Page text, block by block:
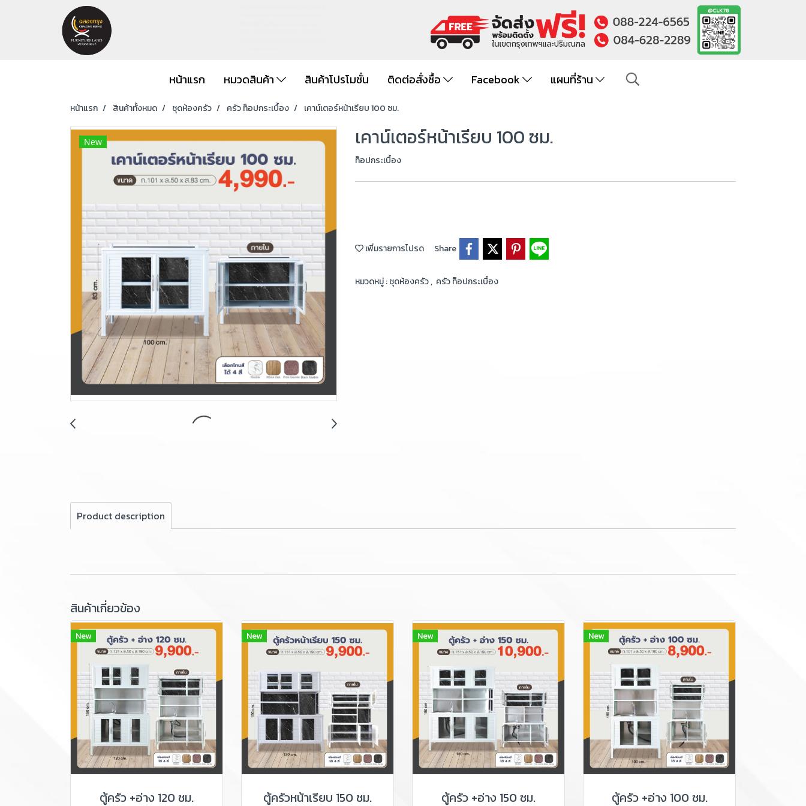
หน้าแรก หมวดสินค้า สินค้าโปรโมชั่น ติดต่อสั่งซื้อ Facebook แผนที่ร้าน
หน้าแรก สินค้าทั้งหมด ชุดห้องครัว ครัว ท็อปกระเบื้อง เคาน์เตอร์หน้าเรียบ 100 ซม.
New เคาน์เตอร์หน้าเรียบ 100 ซม.
ท็อปกระเบื้อง
เพิ่มรายการโปรด Share
หมวดหมู่ :ชุดห้องครัว, ครัว ท็อปกระเบื้อง
Product description
สินค้าเกี่ยวข้อง
New
ตู้ครัว +อ่าง 120 ซม.
New
ตู้ครัวหน้าเรียบ 150 ซม.
New
ตู้ครัว +อ่าง 150 ซม.
New
ตู้ครัว +อ่าง 100 ซม.